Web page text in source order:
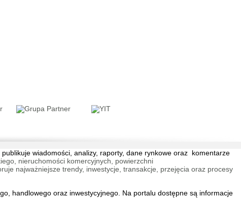
wiadomości, analizy, raporty, dane rynkowe oraz komentarze
nieruchomości komercyjnych, powierzchni
najważniejsze trendy, inwestycje, transakcje, przejęcia oraz procesy
handlowego oraz inwestycyjnego. Na portalu dostępne są informacje